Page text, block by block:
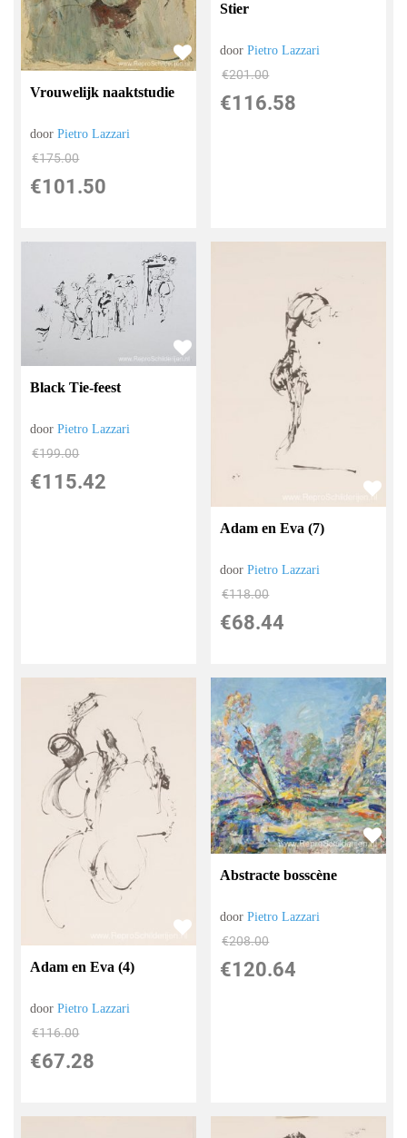
Vrouwelijk naaktstudie
doorPietro Lazzari
€175.00
€101.50
Stier
doorPietro Lazzari
€201.00
€116.58
Black Tie-feest
doorPietro Lazzari
€199.00
€115.42
Adam en Eva (7)
doorPietro Lazzari
€118.00
€68.44
Adam en Eva (4)
doorPietro Lazzari
€116.00
€67.28
Abstracte bosscène
doorPietro Lazzari
€208.00
€120.64